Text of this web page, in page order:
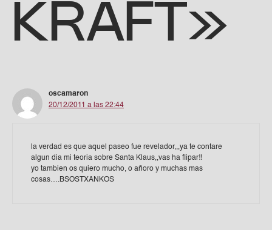
KRAFT»
oscamaron
20/12/2011 a las 22:44
la verdad es que aquel paseo fue revelador,,,ya te contare
algun dia mi teoria sobre Santa Klaus,,vas ha flipar!!
yo tambien os quiero mucho, o añoro y muchas mas
cosas….BSOSTXANKOS